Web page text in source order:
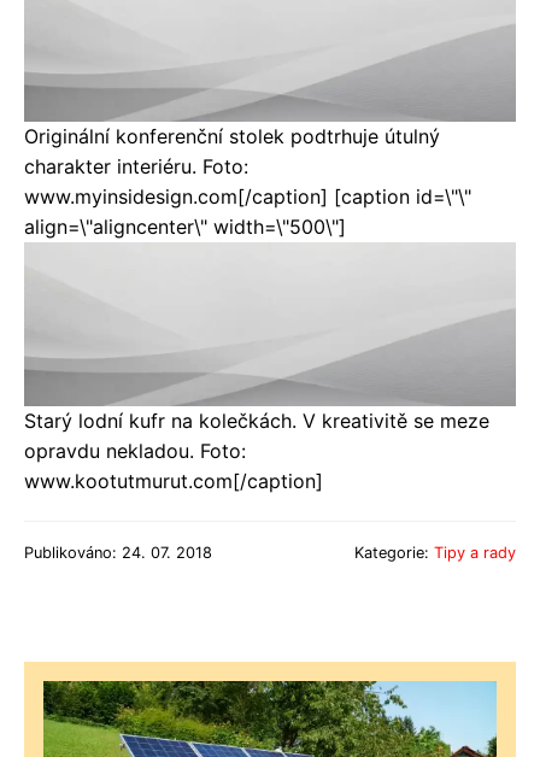
Originální konferenční stolek podtrhuje útulný
charakter interiéru. Foto:
www.myinsidesign.com[/caption] [caption id=\"\"
align=\"aligncenter\" width=\"500\"]
Starý lodní kufr na kolečkách. V kreativitě se meze
opravdu nekladou. Foto:
www.kootutmurut.com[/caption]
Publikováno: 24. 07. 2018 Kategorie: Tipy a rady